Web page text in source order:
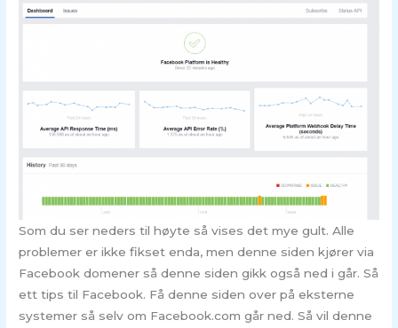
Som du ser neders til høyte så vises det mye gult. Alle
problemer er ikke fikset enda, men denne siden kjører via
Facebook domener så denne siden gikk også ned i går. Så
ett tips til Facebook. Få denne siden over på eksterne
systemer så selv om Facebook.com går ned. Så vil denne